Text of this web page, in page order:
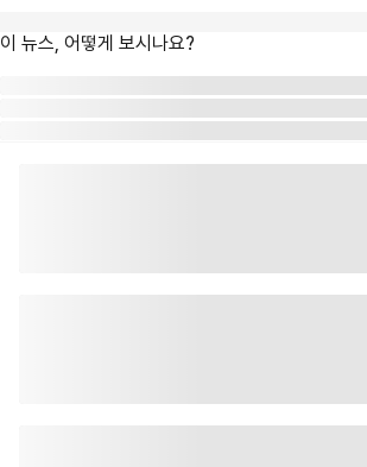
이 뉴스, 어떻게 보시나요?